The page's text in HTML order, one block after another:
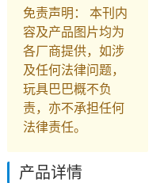
免责声明： 本刊内
容及产品图片均为
各厂商提供，如涉
及任何法律问题，
玩具巴巴概不负
责，亦不承担任何
法律责任。
产品详情